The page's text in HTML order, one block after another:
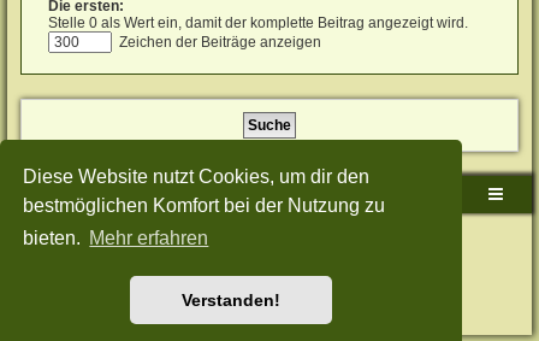
Diese Website nutzt Cookies, um dir den
bestmöglichen Komfort bei der Nutzung zu
bieten. Mehr erfahren
Verstanden!
Die ersten:
Stelle 0 als Wert ein, damit der komplette Beitrag angezeigt wird.
Zeichen der Beiträge anzeigen
Sudden-Strike-Maps.de Hauptseite Foren-Übersicht
Powered byphpBB® Forum Software © phpBB Limited
Style: Green-Style-Split by Joyce&LunaphpBB-Style-Design
Nutzungsbedingungen